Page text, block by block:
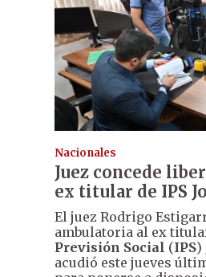
Nacionales
Juez concede
ex titular de IPS
El juez Rodrigo
ambulatoria al ex
Previsión Social (IPS)
acudió este jueves